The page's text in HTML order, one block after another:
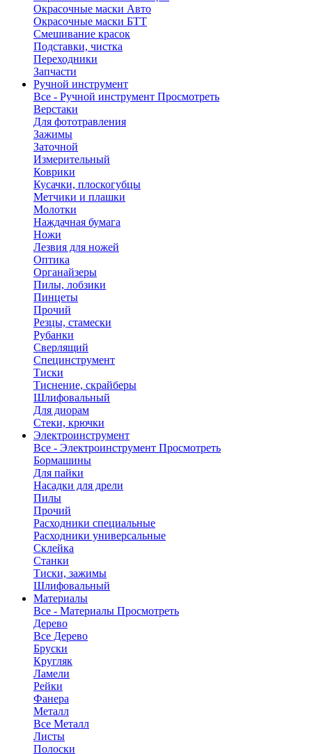
Окрасочные маски Авто
Окрасочные маски БТТ
Смешивание красок
Подставки, чистка
Переходники
Запчасти
Ручной инструмент
Все - Ручной инструмент Просмотреть
Верстаки
Для фототравления
Зажимы
Заточной
Измерительный
Коврики
Кусачки, плоскогубцы
Метчики и плашки
Молотки
Наждачная бумага
Ножи
Лезвия для ножей
Оптика
Органайзеры
Пилы, лобзики
Пинцеты
Прочий
Резцы, стамески
Рубанки
Сверлящий
Специнструмент
Тиски
Тиснение, скрайберы
Шлифовальный
Для диорам
Стеки, крючки
Электроинструмент
Все - Электроинструмент Просмотреть
Бормашины
Для пайки
Насадки для дрели
Пилы
Прочий
Расходники специальные
Расходники универсальные
Склейка
Станки
Тиски, зажимы
Шлифовальный
Материалы
Все - Материалы Просмотреть
Дерево
Все Дерево
Бруски
Кругляк
Ламели
Рейки
Фанера
Металл
Все Металл
Листы
Полоски